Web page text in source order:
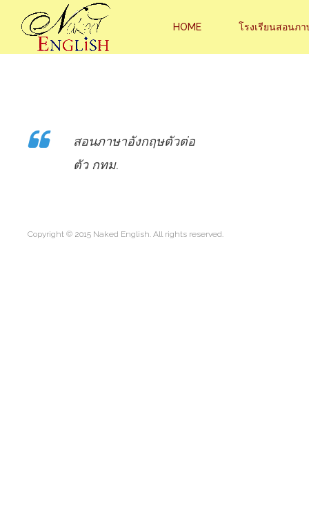
สอนภาษาอังกฤษตัวต่อ
ตัว กทม.
Copyright © 2015 Naked English. All rights reserved.
HOME โรงเรียนสอนภา